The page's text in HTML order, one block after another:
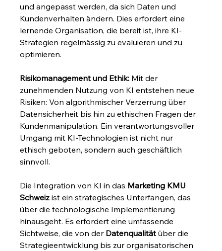
und angepasst werden, da sich Daten und
Kundenverhalten ändern. Dies erfordert eine
lernende Organisation, die bereit ist, ihre KI-
Strategien regelmässig zu evaluieren und zu
optimieren.
Risikomanagement und Ethik: Mit der
zunehmenden Nutzung von KI entstehen neue
Risiken: Von algorithmischer Verzerrung über
Datensicherheit bis hin zu ethischen Fragen der
Kundenmanipulation. Ein verantwortungsvoller
Umgang mit KI-Technologien ist nicht nur
ethisch geboten, sondern auch geschäftlich
sinnvoll.
Die Integration von KI in das Marketing KMU
Schweiz ist ein strategisches Unterfangen, das
über die technologische Implementierung
hinausgeht. Es erfordert eine umfassende
Sichtweise, die von der Datenqualität über die
Strategieentwicklung bis zur organisatorischen